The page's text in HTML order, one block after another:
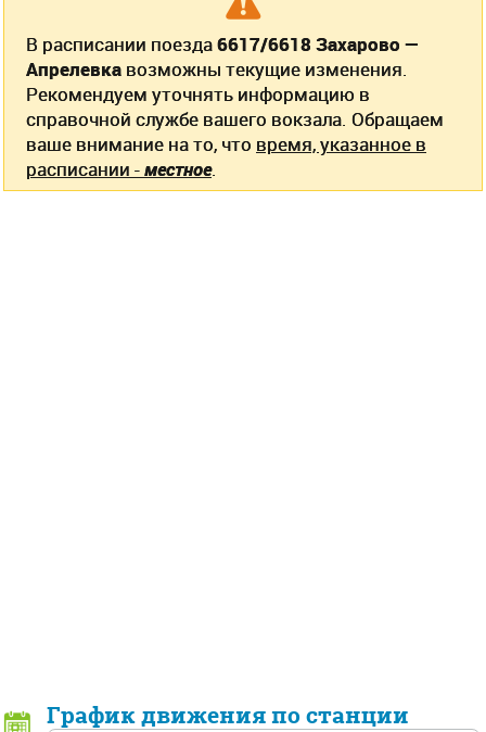
В расписании поезда6617/6618 Захарово —
Апрелевка возможны текущие изменения.
Рекомендуем уточнять информацию в
справочной службе вашего вокзала. Обращаем
ваше внимание на то, что время, указанное в
расписании -местное.
График движения по станции